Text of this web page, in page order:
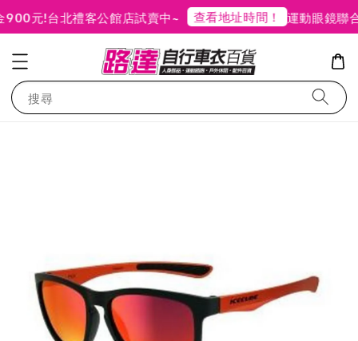
元!台北禮客公館店試賣中~ 查看地址時間！ 運動眼鏡聯合
搜尋